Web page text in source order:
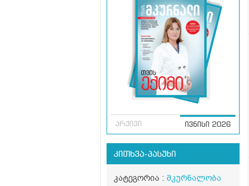
არქივი ივნისი 2026
კითხვა-პასუხი
კატეგორია : მკურნალობა